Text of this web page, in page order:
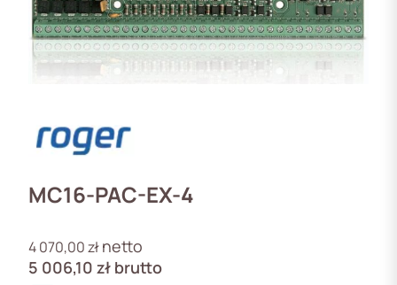
MC16-PAC-EX-4
4 070,00złnetto
5 006,10 zł brutto